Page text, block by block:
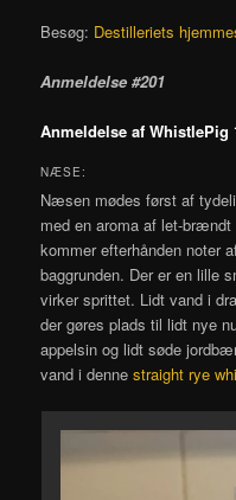
Besøg: Destilleriets
Anmeldelse #201
Anmeldelse af WhistlePig
NÆSE:
Næsen mødes først af
med en aroma af let-
kommer efterhånden noter
baggrunden. Der er en lille
virker sprittet. Lidt vand i
der gøres plads til lidt nye
appelsin og lidt søde
vand i dennestraight rye